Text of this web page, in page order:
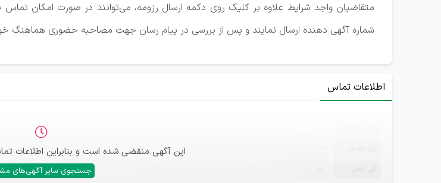
متقاضیان واجد شرایط علاوه بر کلیک روی دکمه ارسال رزومه، می‌توانند در صورت امکان
شماره آگهی دهنده ارسال نمایند و پس از بررسی در پیام رسان جهت مصاحبه حضوری هماهنگ
اطلاعات تماس
این آگهی منقضی شده است و بنابراین اطلاعات
جستجوی سایر آگهی‌های